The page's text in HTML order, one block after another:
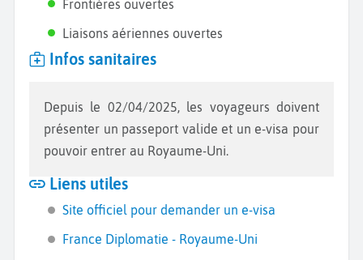
Frontières ouvertes
Liaisons aériennes ouvertes
Infos sanitaires
Depuis le 02/04/2025, les voyageurs doivent
présenter un passeport valide et un e-visa pour
pouvoir entrer au Royaume-Uni.
Liens utiles
Site officiel pour demander un e-visa
France Diplomatie - Royaume-Uni